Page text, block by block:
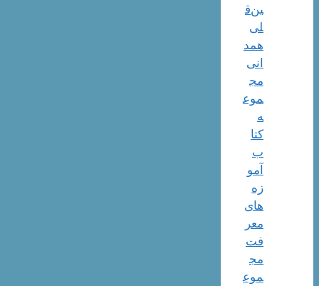
ین‌ق
لی
همد
انی
مج
موع
ه
کتا
ب
آمو
زه
های
معر
فت
مج
موع